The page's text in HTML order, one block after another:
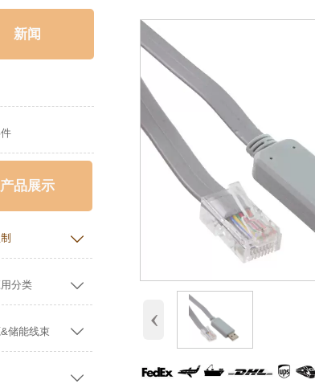
新闻
产品展示

分类 
储能线束 

‹